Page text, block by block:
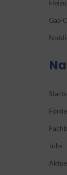
Gas-
Jobs